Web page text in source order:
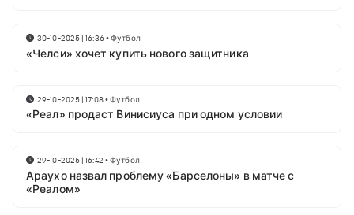
30-10-2025 | 16:36•Футбол
«Челси» хочет купить нового защитника
29-10-2025 | 17:08•Футбол
«Реал» продаст Винисиуса при одном условии
29-10-2025 | 16:42 •Футбол
Араухо назвал проблему «Барселоны» в матче с
«Реалом»